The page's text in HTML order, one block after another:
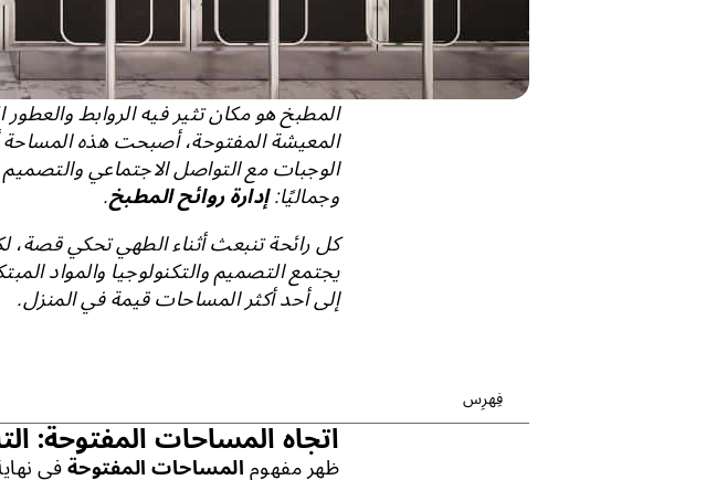
المطبخ هو مكان تثير فيه الروابط
المعيشة المفتوحة، أصبحت هذه المساحة
الوجبات مع التواصل الاجتماعي
وجماليًا:إدارة روائح المطبخ.
كل رائحة تنبعث أثناء الطهي تحكي قصة،
يجتمع التصميم والتكنولوجيا والمواد
إلى أحد أكثر المساحات قيمة في المنزل.
فِهرِس
اتجاه المساحات المفتوحة:
ظهر مفهوم المساحات المفتوحة في